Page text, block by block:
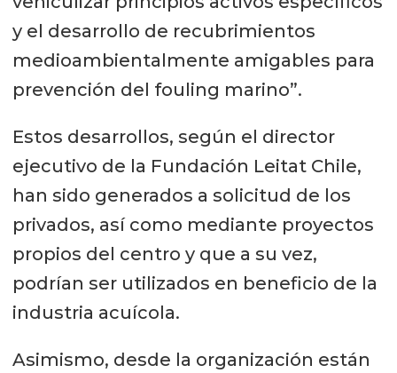
y el desarrollo de recubrimientos
medioambientalmente amigables para
prevención del fouling marino”.
Estos desarrollos, según el director
ejecutivo de la Fundación Leitat Chile,
han sido generados a solicitud de los
privados, así como mediante proyectos
propios del centro y que a su vez,
podrían ser utilizados en beneficio de la
industria acuícola.
Asimismo, desde la organización están